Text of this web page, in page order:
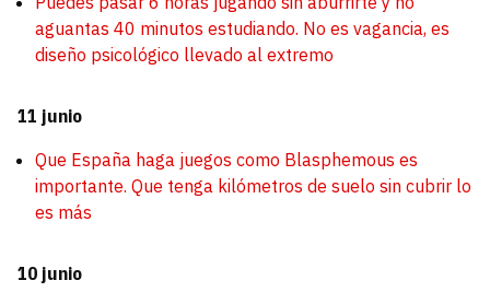
aguantas 40 minutos estudiando. No es vagancia, es
diseño psicológico llevado al extremo
11 junio
Que España haga juegos como Blasphemous es
importante. Que tenga kilómetros de suelo sin cubrir lo
es más
10 junio